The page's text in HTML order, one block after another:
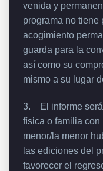
venida y
programa no tiene
acogimiento
guarda para la
así como su
mismo a su lugar
3. El informe será
física o familia con
menor/la menor
las ediciones del
favorecer el